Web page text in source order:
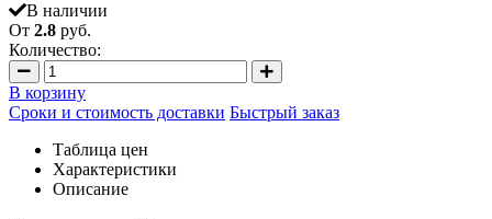
В наличии
От 2.8 руб.
Количество:
В корзину
Сроки и стоимость доставки Быстрый заказ
Таблица цен
Характеристики
Описание